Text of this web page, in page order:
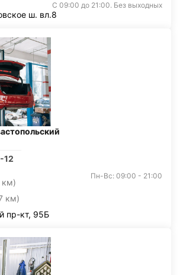
С 09:00 до 21:00. Без выходных
ш. вл.8
12
км)
км)
Пн-Вс: 09:00 - 21:00
пр-кт, 95Б